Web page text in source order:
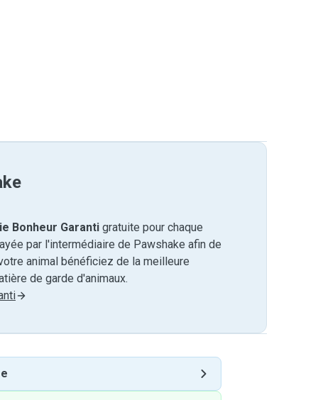
Bonheur Garanti gratuite pour chaque
par l'intermédiaire de Pawshake afin de
animal bénéficiez de la meilleure
de garde d'animaux.